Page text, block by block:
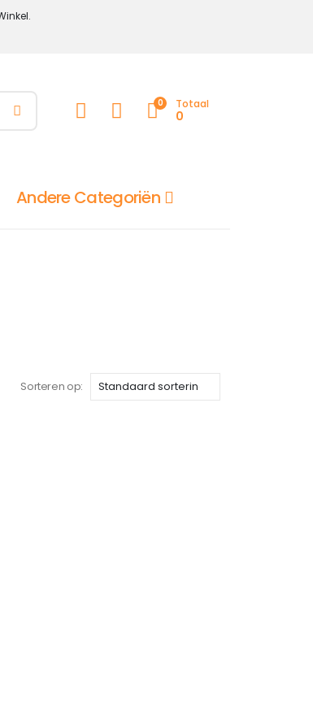
0 Totaal
0
Andere Categoriën
Sorteren op: